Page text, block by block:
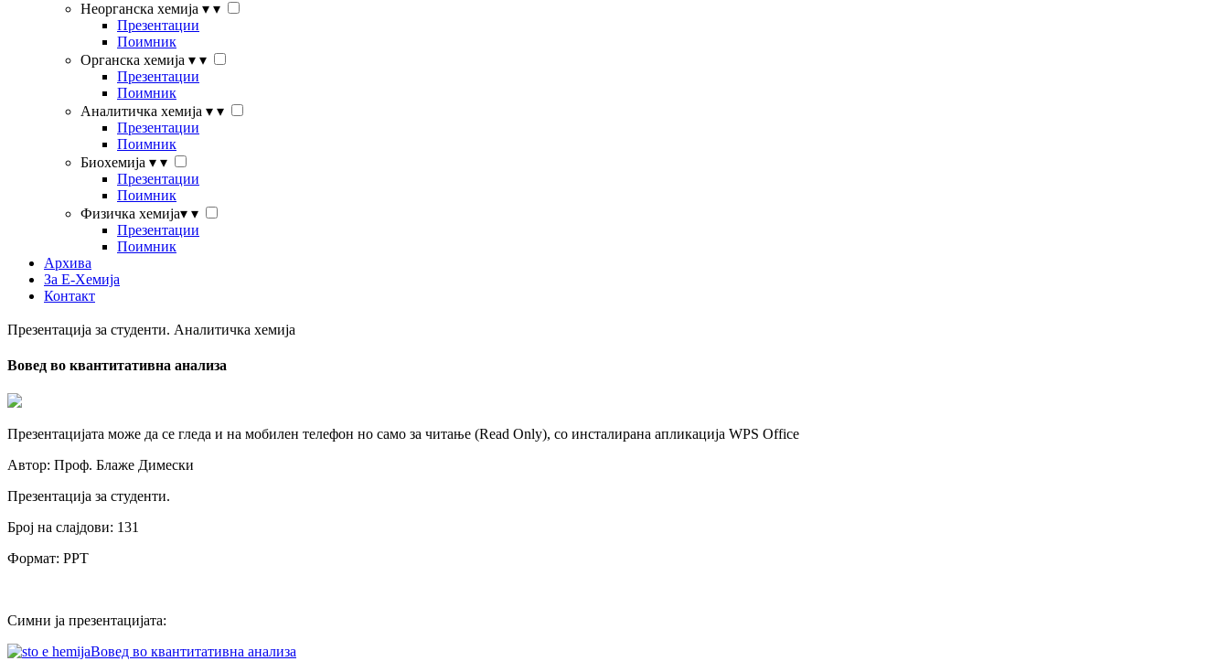
Неорганска хемија ▾ ▾
Презентации
Поимник
Органска хемија ▾ ▾
Презентации
Поимник
Аналитичка хемија ▾ ▾
Презентации
Поимник
Биохемија ▾ ▾
Презентации
Поимник
Физичка хемија▾ ▾
Презентации
Поимник
Архива
За Е-Хемија
Контакт
Презентација за студенти. Аналитичка хемија
Вовед во квантитативна анализа
Презентацијата може да се гледа и на мобилен телефон но само за читање (Read Only), со инсталирана апликација WPS Office
Автор: Проф. Блаже Димески
Презентација за студенти.
Број на слајдови: 131
Формат: PPT
Симни ја презентацијата:
Вовед во квантитативна анализа